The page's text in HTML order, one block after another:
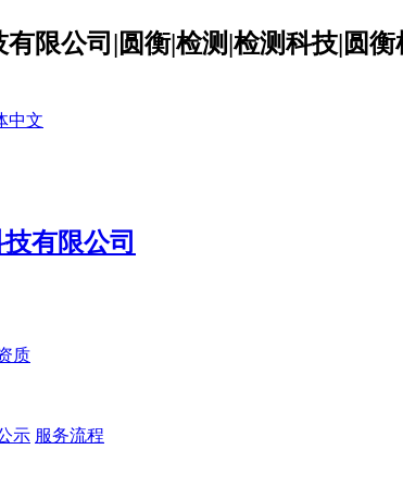
限公司|圆衡|检测|检测科技|圆
中文
质
示 服务流程